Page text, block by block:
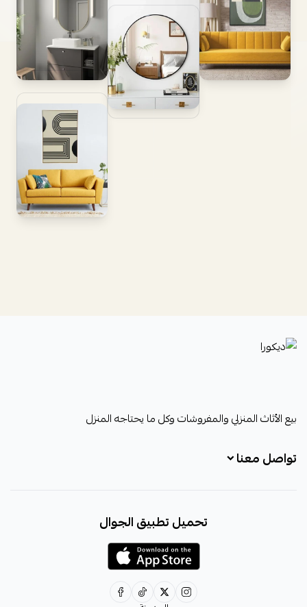
ديكورا
بيع الأثاث المنزلي والمفروشات وكل ما يحتاجه المنزل
تواصل معنا
decora6586@gmail.com
تحميل تطبيق الجوال